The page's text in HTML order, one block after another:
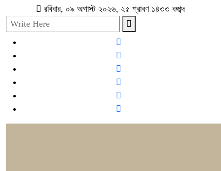
রবিবার, ০৯ অগাস্ট ২০২৬, ২৫ শ্রাবণ ১৪৩৩ বঙ্গাব্দ